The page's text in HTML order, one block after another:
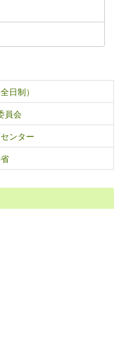
日制）
員会
ンター